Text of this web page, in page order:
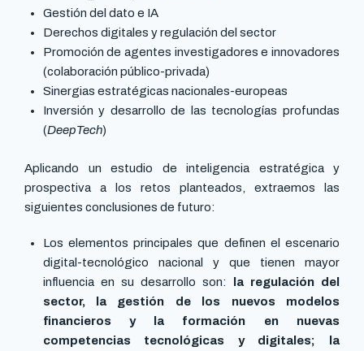
Gestión del dato e IA
Derechos digitales y regulación del sector
Promoción de agentes investigadores e innovadores
(colaboración público-privada)
Sinergias estratégicas nacionales-europeas
Inversión y desarrollo de las tecnologías profundas
(DeepTech)
Aplicando un estudio de inteligencia estratégica y
prospectiva a los retos planteados, extraemos las
siguientes conclusiones de futuro:
Los elementos principales que definen el escenario
digital-tecnológico nacional y que tienen mayor
influencia en su desarrollo son: la regulación del
sector, la gestión de los nuevos modelos
financieros y la formación en nuevas
competencias tecnológicas y digitales; la